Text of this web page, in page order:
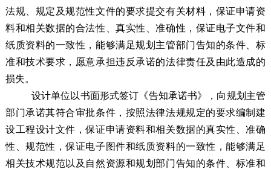
法规、规定及规范性文件的要求提交有关材料，保证申请资
料和相关数据的合法性、真实性、准确性，保证电子文件和
纸质资料的一致性，能够满足规划主管部门告知的条件、标
准和技术要求，愿意承担违反承诺的法律责任及由此造成的
损失。
设计单位以书面形式签订《告知承诺书》，向规划主管
部门承诺其符合审批条件，按照法律法规规定的要求编制建
设工程设计文件，保证申请资料和相关数据的真实性、准确
性、规范性，保证电子图件和纸质资料的一致性，能够满足
相关技术规范以及自然资源和规划部门告知的条件、标准和